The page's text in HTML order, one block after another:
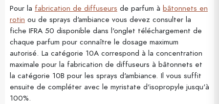
Pour la fabrication de diffuseurs de parfum à bâtonnets en
rotin ou de sprays d'ambiance vous devez consulter la
fiche IFRA 50 disponible dans l'onglet téléchargement de
chaque parfum pour connaître le dosage maximum
autorisé. La catégorie 10A correspond à la concentration
maximale pour la fabrication de diffuseurs à bâtonnets et
la catégorie 10B pour les sprays d'ambiance. Il vous suffit
ensuite de compléter avec le myristate d'isopropyle jusqu'à
100%.